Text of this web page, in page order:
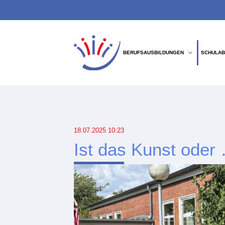
BERUFSAUSBILDUNGEN expand_more
18.07.2025 10:23
Ist das Kunst